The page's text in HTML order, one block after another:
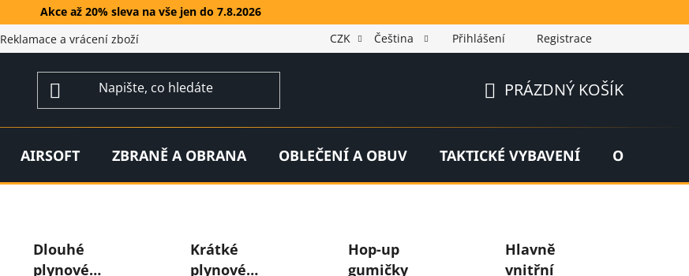
Akce až 20% sleva na vše jen do 7.8.2026
Reklamace a vrácení zboží CZK Čeština Přihlášení Registrace
KOŠÍK
PRÁZDNÝ KOŠÍK
AIRSOFT ZBRANĚ A OBRANA OBLEČENÍ A OBUV TAKTICKÉ VYBAVENÍ OUTDOOR
Dlouhé
plynové
Krátké
plynové
Hop-up
gumičky
Hlavně
vnitřní